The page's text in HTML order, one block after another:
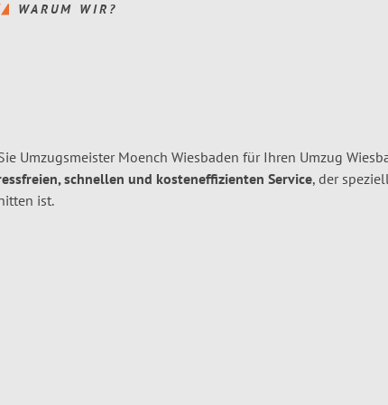
WARUM WIR?
Umzugsmeister Moench Wiesbaden für Ihren Umzug
schnellen und kosteneffizienten Service, der
ist.